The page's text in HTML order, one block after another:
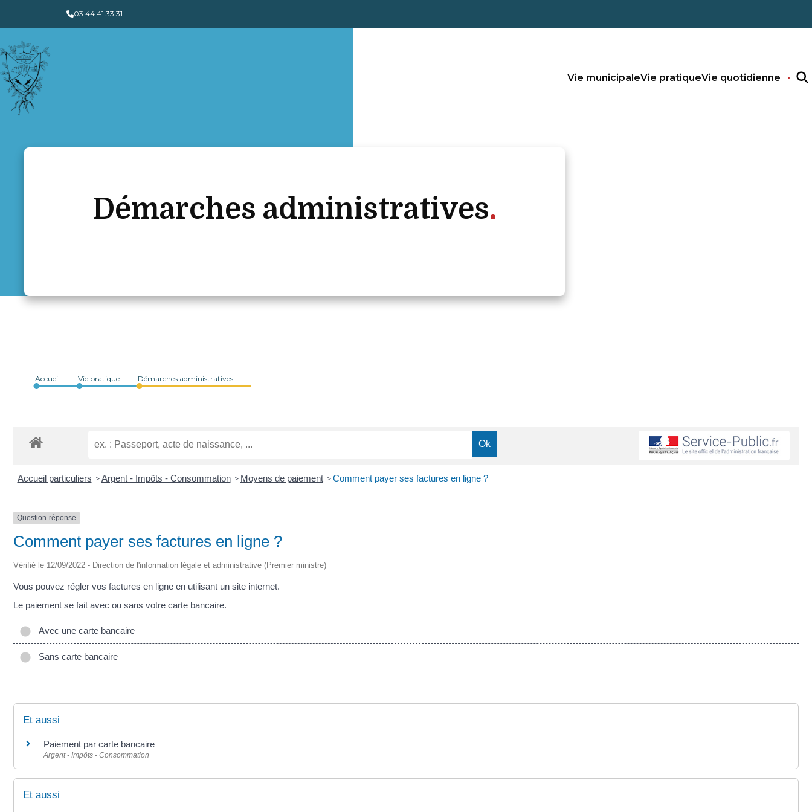
03 44 41 33 31
Vie municipaleVie pratiqueVie quotidienne
Démarches administratives
Accueil Vie pratique Démarches administratives
Accueil particuliers > Argent - Impôts - Consommation > Moyens de paiement > Comment payer ses factures en ligne ?
Question-réponse
Comment payer ses factures en ligne ?
Vérifié le 12/09/2022 - Direction de l'information légale et administrative (Premier ministre)
Vous pouvez régler vos factures en ligne en utilisant un site internet.
Le paiement se fait avec ou sans votre carte bancaire.
Avec une carte bancaire
Sans carte bancaire
Et aussi
Paiement par carte bancaire
Argent - Impôts - Consommation
Et aussi
Panneau de gestion des cookies